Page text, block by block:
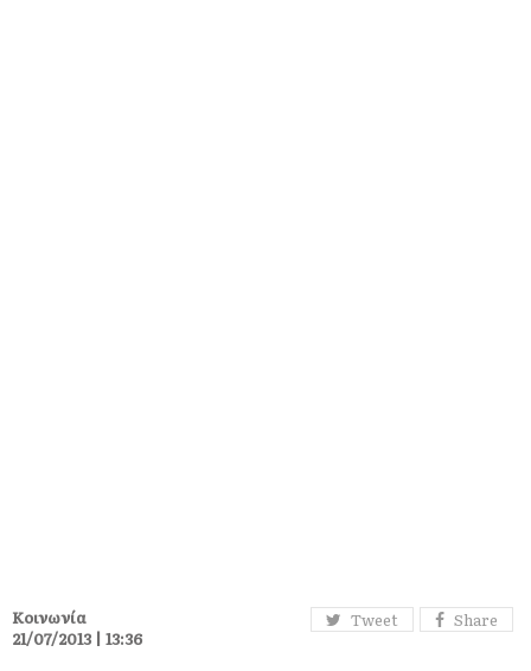
Tweet Share
Κοινωνία
21/07/2013 | 13:36